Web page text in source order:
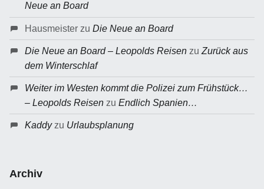
Neue an Board
Hausmeisterzu Die Neue an Board
Die Neue an Board – Leopolds Reisenzu Zurück aus
dem Winterschlaf
Weiter im Westen kommt die Polizei zum Frühstück…
– Leopolds Reisenzu Endlich Spanien…
Kaddyzu Urlaubsplanung
Archiv